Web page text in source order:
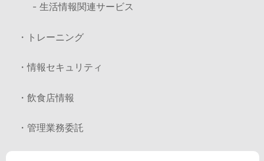
- 生活情報関連サービス
・トレーニング
・情報セキュリティ
・飲食店情報
・管理業務委託